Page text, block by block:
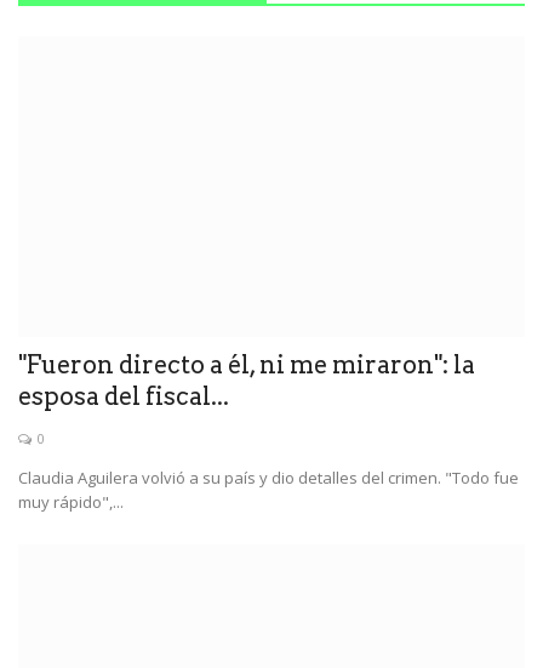
"Fueron directo a él, ni me miraron": la
esposa del fiscal...
0
Claudia Aguilera volvió a su país y dio detalles del crimen. "Todo fue
muy rápido",...